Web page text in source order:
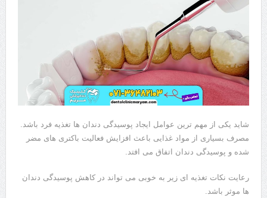
شاید یکی از مهم ترین عوامل ایجاد پوسیدگی دندان ها تغذیه فرد باشد.
مصرف بسیاری از مواد غذایی باعث افزایش فعالیت باکتری های مضر
شده و پوسیدگی دندان اتفاق می افتد.
رعایت نکات تغذیه ای زیر به خوبی می تواند در کاهش پوسیدگی دندان
ها موثر باشد.